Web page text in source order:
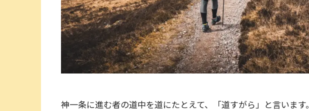
神一条に進む者の道中を道にたとえて、「道すがら」と言います。